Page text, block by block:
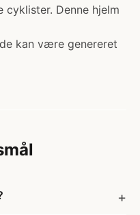
Denne hjelm
kan være genereret